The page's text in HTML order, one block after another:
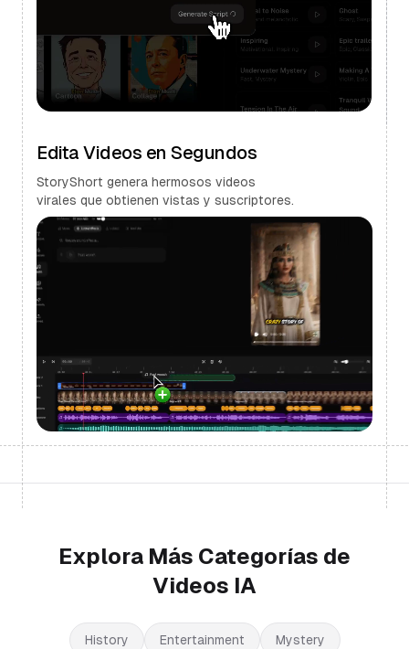
Edita Videos en Segundos
StoryShort genera hermosos videos
virales que obtienen vistas y suscriptores.
Explora Más Categorías de
Videos IA
History Entertainment Mystery